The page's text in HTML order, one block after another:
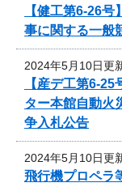
【健工第6-26
事に関する一般
2024年5月10日更
【産デ工第6-
ター本館自動火
争入札公告
2024年5月10日更
飛行機プロペラ